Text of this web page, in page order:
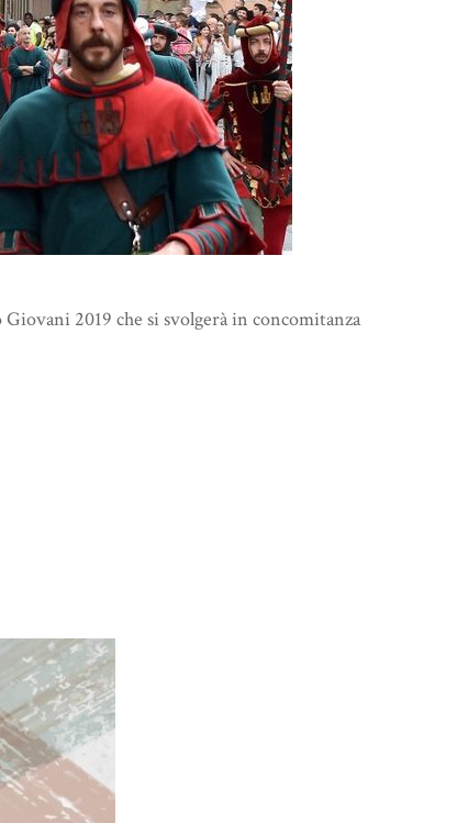
2019 che si svolgerà in concomitanza